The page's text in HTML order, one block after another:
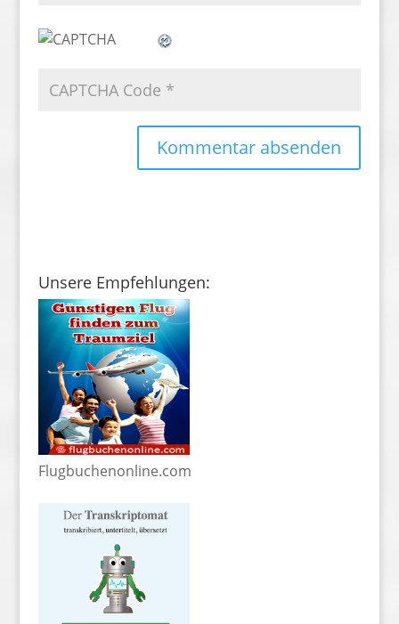
Unsere Empfehlungen:
Flugbuchenonline.com